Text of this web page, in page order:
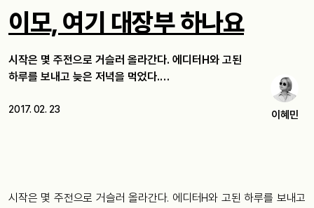
이모, 여기 대장부 하나요
시작은 몇 주전으로 거슬러 올라간다. 에디터H와 고된
하루를 보내고 늦은 저녁을 먹었다.…
2017. 02. 23 이혜민
시작은 몇 주전으로 거슬러 올라간다. 에디터H와 고된 하루를 보내고